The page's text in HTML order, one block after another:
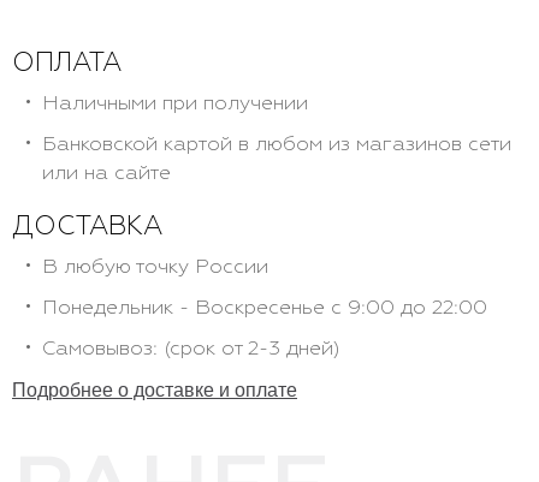
ОПЛАТА
Наличными при получении
Банковской картой в любом из магазинов сети
или на сайте
ДОСТАВКА
В любую точку России
Понедельник - Воскресенье с 9:00 до 22:00
Самовывоз: (срок от 2-3 дней)
Подробнее о доставке и оплате